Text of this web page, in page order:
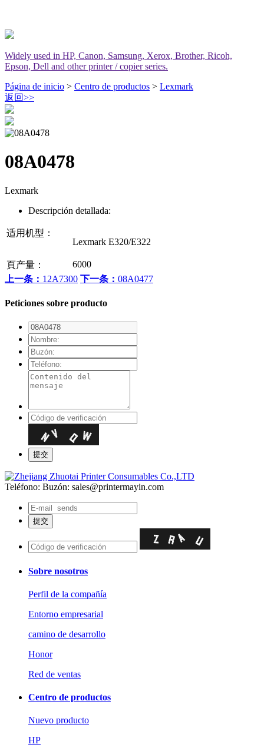
Widely used in HP, Canon, Samsung, Xerox, Brother, Ricoh,
Epson, Dell and other printer / copier series.
Página de inicio > Centro de productos > Lexmark
返回>>
08A0478
Lexmark
Descripción detallada:
适用机型：
Lexmark E320/E322
頁产量：
6000
上一条： 12A7300 下一条： 08A0477
Peticiones sobre producto
Teléfono: Buzón: sales@printermayin.com
Sobre nosotros
Perfil de la compañía
Entorno empresarial
camino de desarrollo
Honor
Red de ventas
Centro de productos
Nuevo producto
HP